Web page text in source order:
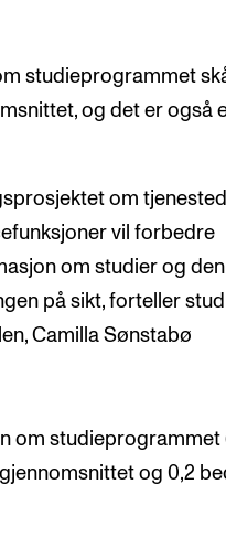
studieprogrammet
og det er også
om
vil forbedre
om studier og den
på sikt, forteller
Camilla Sønstabø
om studieprogrammet
og 0,2